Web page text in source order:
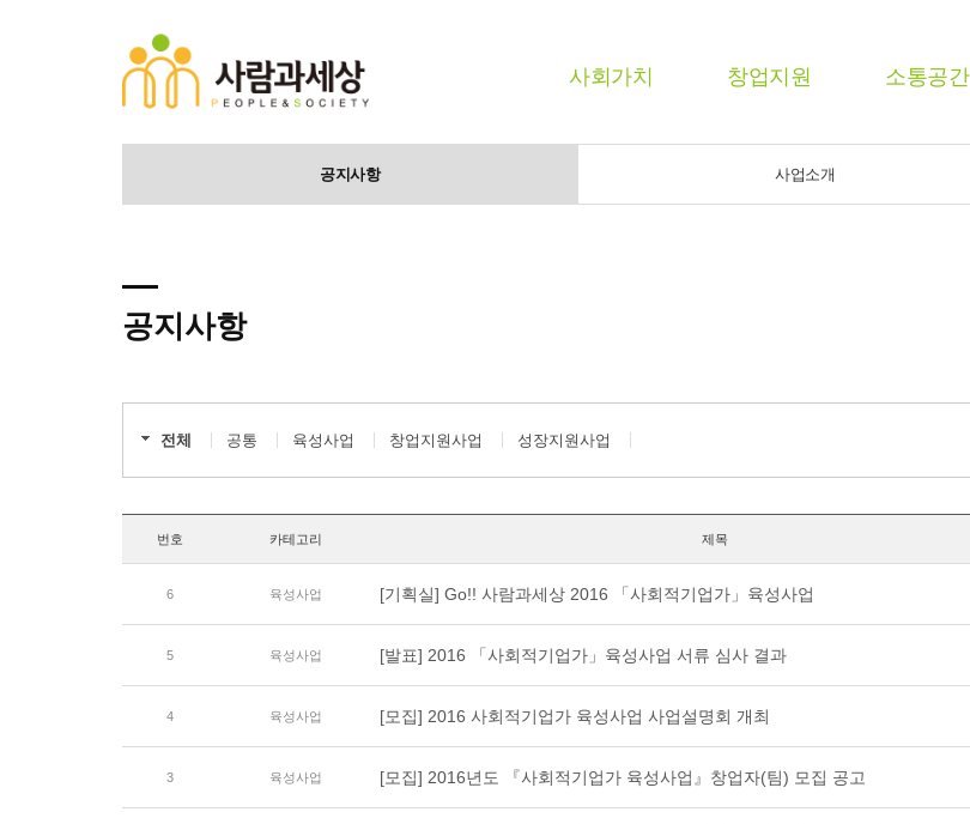
사회가치 창업지원 소통공간
공지사항 사업소개
공지사항
전체 공통 육성사업 창업지원사업 성장지원사업
번호 카테고리 제목
6 육성사업 [기획실] Go!! 사람과세상 2016 「사회적기업가」육성사업
5 육성사업 [발표] 2016 「사회적기업가」육성사업 서류 심사 결과
4 육성사업 [모집] 2016 사회적기업가 육성사업 사업설명회 개최
3 육성사업 [모집] 2016년도 『사회적기업가 육성사업』창업자(팀) 모집 공고